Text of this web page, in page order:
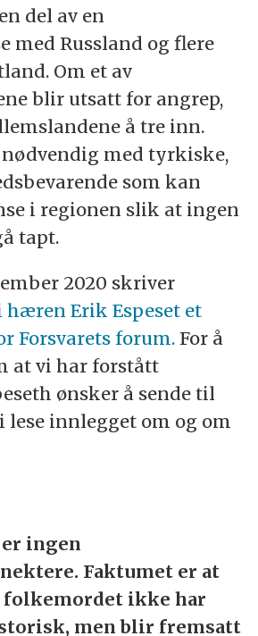
del av en
Russland og flere
Om et av
blir utsatt for angrep,
å tre inn.
nødvendig med tyrkiske,
som kan
i regionen slik at ingen
tapt.
2020 skriver
hæren Erik Espeset et
Forsvarets forum.For å
at vi har forstått
ønsker å sende til
lese innlegget om og om
ingen
Faktumet er at
folkemordet ikke har
men blir fremsatt